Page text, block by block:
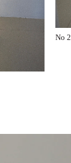
No 2